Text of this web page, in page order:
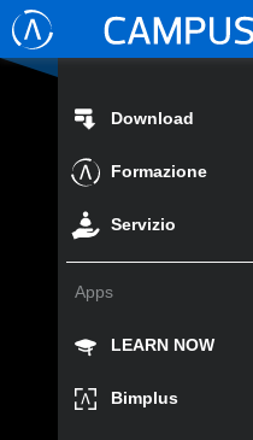
Download
Formazione
Servizio
Apps
LEARN NOW
Bimplus